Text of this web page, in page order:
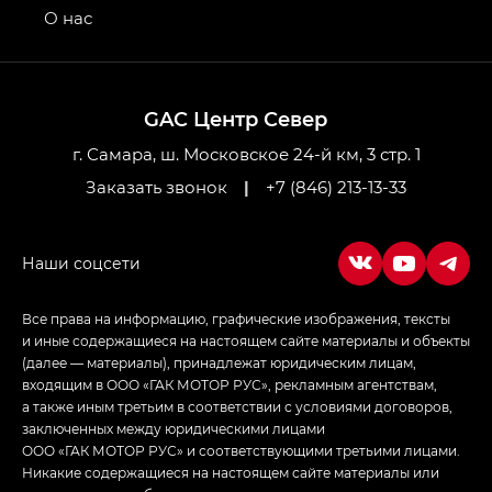
привод — GB AWD, Джи Эль Полный привод —
Джи Икс ПРЕМИУМ — GX PREMIUM, ЛАУНЖ —
LOUNGE
Empow — Эмпау (Empow) в комплектации
GAC Центр Север
г. Самара, ш. Московское 24-й км, 3 стр. 1
Заказать звонок
| +7 (846) 213-13-33
О нас
Все права на информацию, графические изображения, тексты
и иные содержащиеся на настоящем сайте материалы и объекты
(далее — материалы), принадлежат юридическим лицам,
входящим в ООО «ГАК МОТОР РУС», рекламным агентствам,
а также иным третьим в соответствии с условиями договоров,
заключенных между юридическими лицами
ООО «ГАК МОТОР РУС» и соответствующими третьими лицами.
Никакие содержащиеся на настоящем сайте материалы или